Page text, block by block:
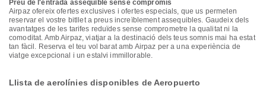
Preu de l'entrada assequible sense compromís
Airpaz ofereix ofertes exclusives i ofertes especials, que us permeten
reservar el vostre bitllet a preus increïblement assequibles. Gaudeix dels
avantatges de les tarifes reduïdes sense comprometre la qualitat ni la
comoditat. Amb Airpaz, viatjar a la destinació dels teus somnis mai ha estat
tan fàcil. Reserva el teu vol barat amb Airpaz per a una experiència de
viatge excepcional i un estalvi immillorable.
Llista de aerolínies disponibles de Aeropuerto